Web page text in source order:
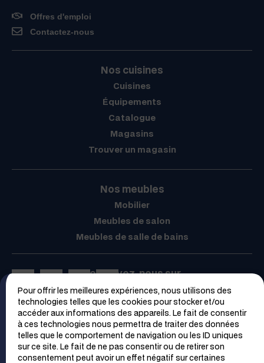
Pour offrir les meilleures expériences, nous utilisons des
technologies telles que les cookies pour stocker et/ou
accéder aux informations des appareils. Le fait de consentir
à ces technologies nous permettra de traiter des données
telles que le comportement de navigation ou les ID uniques
sur ce site. Le fait de ne pas consentir ou de retirer son
consentement peut avoir un effet négatif sur certaines
Offres d'emploi
Contactez-nous
Nos cuisines
Cuisines
Équipements
Catalogue
Magasins
Trouver un magasin
Nos meubles
Mobilier
Meubles de salon
Meubles de salle de bains
Retrouvez-nous sur
Espace PRO